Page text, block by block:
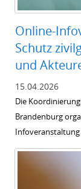
Online-
Schutz
und
15.04.2026
Die
Brandenburg
Infoveranstaltung